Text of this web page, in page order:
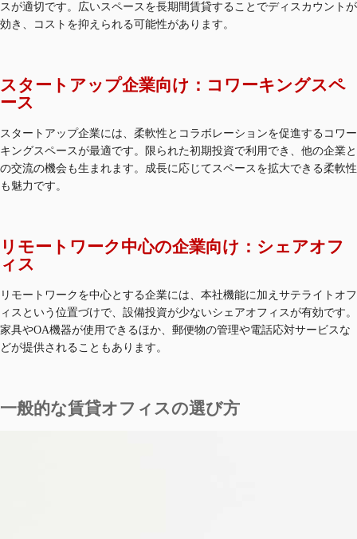
スが適切です。広いスペースを長期間賃貸することでディスカウントが
効き、コストを抑えられる可能性があります。
スタートアップ企業向け：コワーキングスペ
ース
スタートアップ企業には、柔軟性とコラボレーションを促進するコワー
キングスペースが最適です。限られた初期投資で利用でき、他の企業と
の交流の機会も生まれます。成長に応じてスペースを拡大できる柔軟性
も魅力です。
リモートワーク中心の企業向け：シェアオフ
ィス
リモートワークを中心とする企業には、本社機能に加えサテライトオフ
ィスという位置づけで、設備投資が少ないシェアオフィスが有効です。
家具やOA機器が使用できるほか、郵便物の管理や電話応対サービスな
どが提供されることもあります。
一般的な賃貸オフィスの選び方